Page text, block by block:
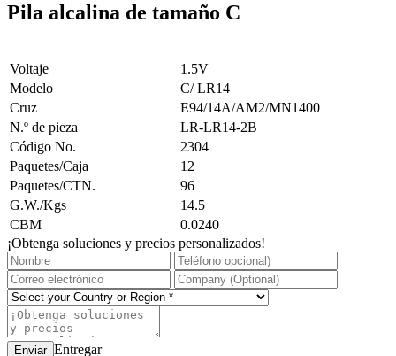
Pila alcalina de tamaño C
Voltaje
1.5V
Modelo
C/ LR14
Cruz
E94/14A/AM2/MN1400
N.º de pieza
LR-LR14-2B
Código No.
2304
Paquetes/Caja
12
Paquetes/CTN.
96
G.W./Kgs
14.5
CBM
0.0240
¡Obtenga soluciones y precios personalizados!
Entregar